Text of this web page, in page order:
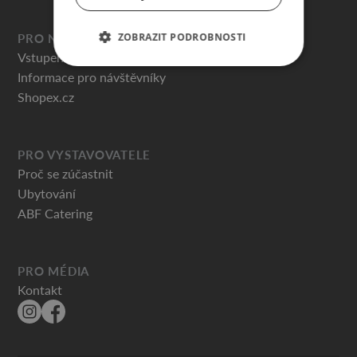
PRO NÁVŠTĚVNÍKY
Vstupenky
Informace pro návštěvníky
Shopex.cz
PRO VYSTAVOVATELE
Proč se zúčastnit
Ubytování
ABF Catering
PRO MÉDIA
Kontakt
ZOBRAZIT PODROBNOSTI